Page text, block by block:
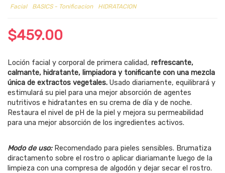
Facial BASICS - Tonificacion HIDRATACION
$459.00
Loción facial y corporal de primera calidad, refrescante,
calmante, hidratante, limpiadora y tonificante con una mezcla
única de extractos vegetales. Usado diariamente, equilibrará y
estimulará su piel para una mejor absorción de agentes
nutritivos e hidratantes en su crema de día y de noche.
Restaura el nivel de pH de la piel y mejora su permeabilidad
para una mejor absorción de los ingredientes activos.
Modo de uso: Recomendado para pieles sensibles. Brumatiza
diractamento sobre el rostro o aplicar diariamante luego de la
limpieza con una compresa de algodón y dejar secar el rostro.